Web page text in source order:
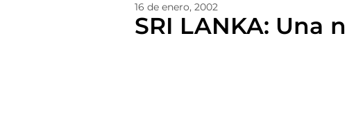
16 de enero, 2002
SRI LANKA: Una